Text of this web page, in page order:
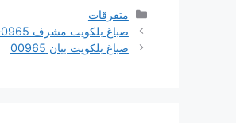
التصنيفات
متفرقات
صباغ بلكويت مشرف 00965
صباغ بلكويت بيان 00965